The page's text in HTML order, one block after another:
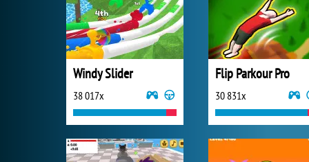
Windy Slider
38 017x
Flip Parkour Pro
30 831x